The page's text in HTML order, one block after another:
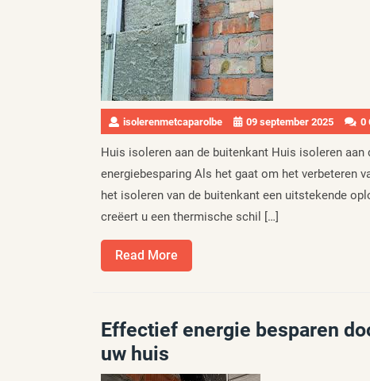
isolerenmetcaparolbe 09 september 2025 0
Huis isoleren aan de buitenkant Huis isoleren
energiebesparing Als het gaat om het verbeteren
het isoleren van de buitenkant een uitstekende
creëert u een thermische schil […]
Read More
More
Effectief energie besparen
uw huis